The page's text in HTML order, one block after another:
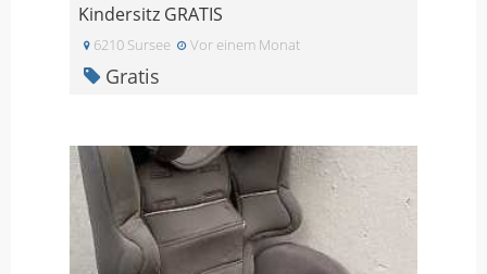
Kindersitz GRATIS
6210 Sursee Vor einem Monat
Gratis